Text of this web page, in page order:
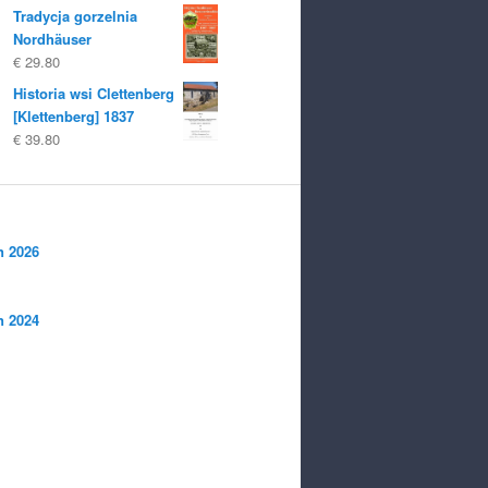
Tradycja gorzelnia
Nordhäuser
€ 29.80
Historia wsi Clettenberg
[Klettenberg] 1837
€ 39.80
2026
2024